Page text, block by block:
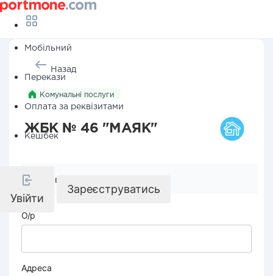
Мобільний
Перекази
Оплата за реквізитами
Кешбек
Увійти
Зареєструватись
Назад
Комунальні послуги
ЖБК № 46 "МАЯК"
Реквізити компанії
О/р
Адреса